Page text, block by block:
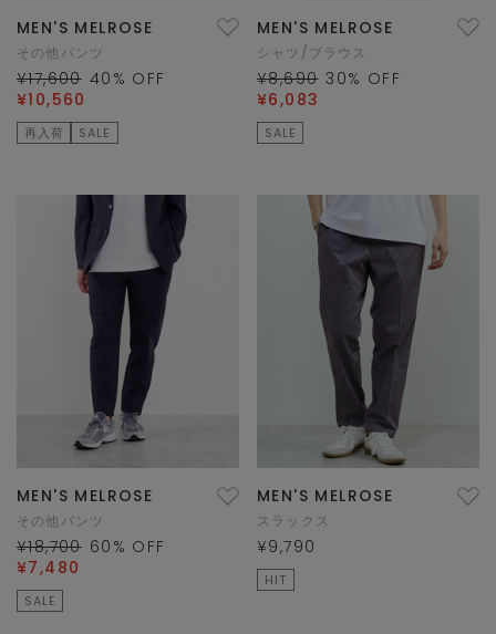
MEN'S MELROSE
その他パンツ
¥17,600 40 % OFF
¥10,560
再入荷 SALE
MEN'S MELROSE
シャツ/ブラウス
¥8,690 30% OFF
¥6,083
SALE
MEN'S MELROSE
その他パンツ
¥18,700 60 % OFF
¥7,480
SALE
MEN'S MELROSE
スラックス
¥9,790
HIT